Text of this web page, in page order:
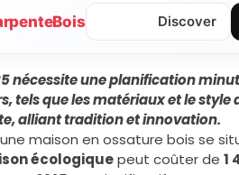
Discover
nécessite une planification
tels que les matériaux et le style
alliant tradition et innovation.
maison en ossature bois se
écologiquepeut coûter de 1